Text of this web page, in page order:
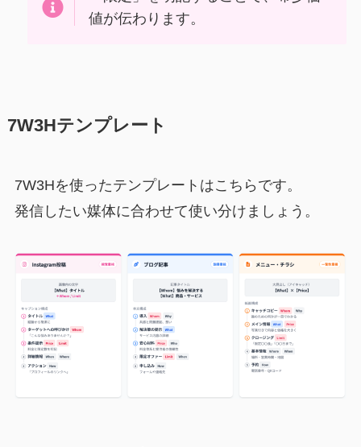
値が伝わります。
7W3Hテンプレート
7W3Hを使ったテンプレートはこちらです。
発信したい媒体に合わせて使い分けましょう。